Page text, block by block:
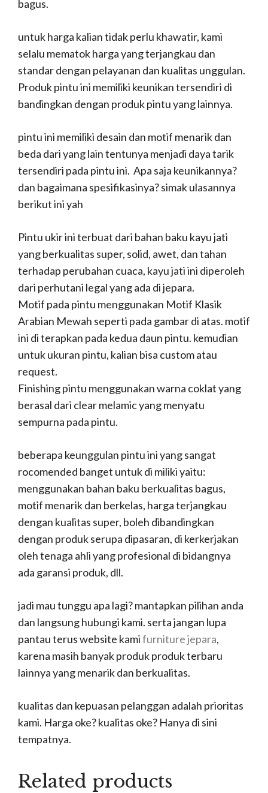
bagus.
untuk harga kalian tidak perlu khawatir, kami
selalu mematok harga yang terjangkau dan
standar dengan pelayanan dan kualitas unggulan.
Produk pintu ini memiliki keunikan tersendiri di
bandingkan dengan produk pintu yang lainnya.
pintu ini memiliki desain dan motif menarik dan
beda dari yang lain tentunya menjadi daya tarik
tersendiri pada pintu ini. Apa saja keunikannya?
dan bagaimana spesifikasinya? simak ulasannya
berikut ini yah
Pintu ukir ini terbuat dari bahan baku kayu jati
yang berkualitas super, solid, awet, dan tahan
terhadap perubahan cuaca, kayu jati ini diperoleh
dari perhutani legal yang ada di jepara.
Motif pada pintu menggunakan Motif Klasik
Arabian Mewah seperti pada gambar di atas. motif
ini di terapkan pada kedua daun pintu. kemudian
untuk ukuran pintu, kalian bisa custom atau
request.
Finishing pintu menggunakan warna coklat yang
berasal dari clear melamic yang menyatu
sempurna pada pintu.
beberapa keunggulan pintu ini yang sangat
rocomended banget untuk di miliki yaitu:
menggunakan bahan baku berkualitas bagus,
motif menarik dan berkelas, harga terjangkau
dengan kualitas super, boleh dibandingkan
dengan produk serupa dipasaran, di kerkerjakan
oleh tenaga ahli yang profesional di bidangnya
ada garansi produk, dll.
jadi mau tunggu apa lagi? mantapkan pilihan anda
dan langsung hubungi kami. serta jangan lupa
pantau terus website kamifurniture jepara,
karena masih banyak produk produk terbaru
lainnya yang menarik dan berkualitas.
kualitas dan kepuasan pelanggan adalah prioritas
kami. Harga oke? kualitas oke? Hanya di sini
tempatnya.
Related products